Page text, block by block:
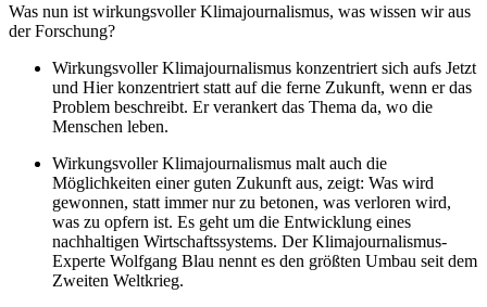
Was nun ist wirkungsvoller Klimajournalismus, was wissen wir aus
der Forschung?
Wirkungsvoller Klimajournalismus konzentriert sich aufs Jetzt
und Hier konzentriert statt auf die ferne Zukunft, wenn er das
Problem beschreibt. Er verankert das Thema da, wo die
Menschen leben.
Wirkungsvoller Klimajournalismus malt auch die
Möglichkeiten einer guten Zukunft aus, zeigt: Was wird
gewonnen, statt immer nur zu betonen, was verloren wird,
was zu opfern ist. Es geht um die Entwicklung eines
nachhaltigen Wirtschaftssystems. Der Klimajournalismus-
Experte Wolfgang Blau nennt es den größten Umbau seit dem
Zweiten Weltkrieg.